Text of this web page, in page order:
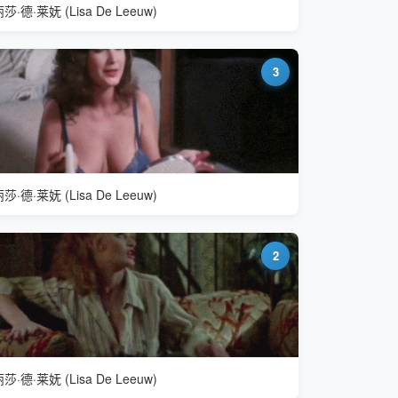
莎·德·莱妩 (Lisa De Leeuw)
3
莎·德·莱妩 (Lisa De Leeuw)
2
莎·德·莱妩 (Lisa De Leeuw)